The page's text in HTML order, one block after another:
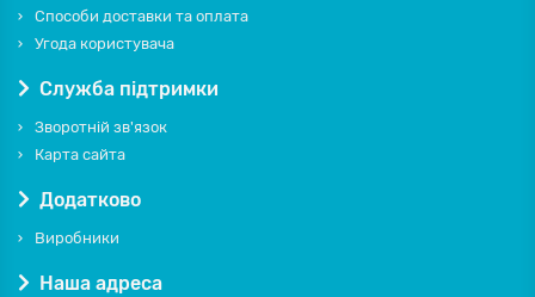
Способи доставки та оплата
Угода користувача
Служба підтримки
Зворотній зв'язок
Карта сайта
Додатково
Виробники
Наша адреса